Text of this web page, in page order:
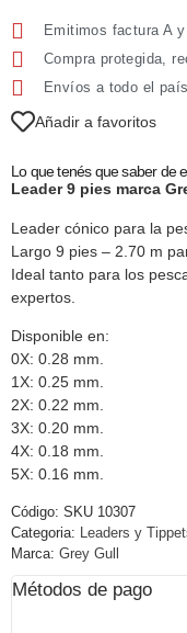
Emitimos factura A y
Compra protegida,
Envíos a todo el país
Añadir a favoritos
Lo que tenés que saber de
Leader 9 pies marca
Leader cónico para la
Largo 9 pies – 2.70 m
Ideal tanto para los
expertos.
Disponible en:
0X: 0.28 mm.
1X: 0.25 mm.
2X: 0.22 mm.
3X: 0.20 mm.
4X: 0.18 mm.
5X: 0.16 mm.
Código: SKU 10307
Categoria: Leaders y
Marca: Grey Gull
Métodos de pago